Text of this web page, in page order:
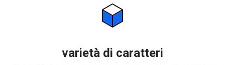
varietà di caratteri